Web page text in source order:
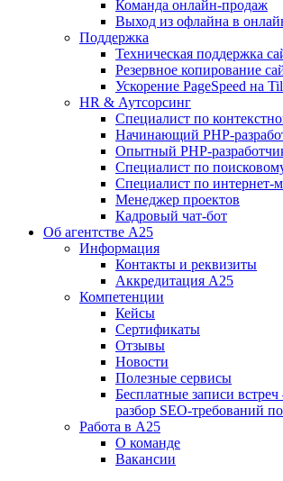
Команда онлайн-продаж
Выход из офлайна в
Поддержка
Техническая поддержка
Резервное копирование
Ускорение PageSpeed на
HR & Аутсорсинг
Специалист по
Начинающий PHP-
Опытный PHP-
Специалист по
Специалист по интернет-
Менеджер проектов
Кадровый чат-бот
Об агентстве А25
Информация
Контакты и реквизиты
Аккредитация А25
Компетенции
Кейсы
Сертификаты
Отзывы
Новости
Полезные сервисы
Бесплатные записи
разбор SEO-требований
Работа в А25
О команде
Вакансии